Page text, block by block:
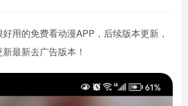
用的免费看动漫APP，后续版本更新，
最新去广告版本！